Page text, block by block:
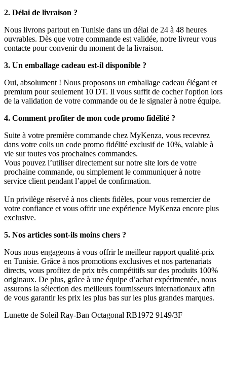
2. Délai de livraison ?
Nous livrons partout en Tunisie dans un délai de 24 à 48 heures
ouvrables. Dès que votre commande est validée, notre livreur vous
contacte pour convenir du moment de la livraison.
3. Un emballage cadeau est-il disponible ?
Oui, absolument ! Nous proposons un emballage cadeau élégant et
premium pour seulement 10 DT. Il vous suffit de cocher l'option lors
de la validation de votre commande ou de le signaler à notre équipe.
4. Comment profiter de mon code promo fidélité ?
Suite à votre première commande chez MyKenza, vous recevrez
dans votre colis un code promo fidélité exclusif de 10%, valable à
vie sur toutes vos prochaines commandes.
Vous pouvez l’utiliser directement sur notre site lors de votre
prochaine commande, ou simplement le communiquer à notre
service client pendant l’appel de confirmation.
Un privilège réservé à nos clients fidèles, pour vous remercier de
votre confiance et vous offrir une expérience MyKenza encore plus
exclusive.
5. Nos articles sont-ils moins chers ?
Nous nous engageons à vous offrir le meilleur rapport qualité-prix
en Tunisie. Grâce à nos promotions exclusives et nos partenariats
directs, vous profitez de prix très compétitifs sur des produits 100%
originaux. De plus, grâce à une équipe d’achat expérimentée, nous
assurons la sélection des meilleurs fournisseurs internationaux afin
de vous garantir les prix les plus bas sur les plus grandes marques.
Lunette de Soleil Ray-Ban Octagonal RB1972 9149/3F